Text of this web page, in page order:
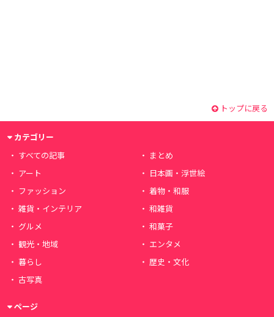
トップに戻る
カテゴリー
すべての記事
まとめ
アート
日本画・浮世絵
ファッション
着物・和服
雑貨・インテリア
和雑貨
グルメ
和菓子
観光・地域
エンタメ
暮らし
歴史・文化
古写真
ページ